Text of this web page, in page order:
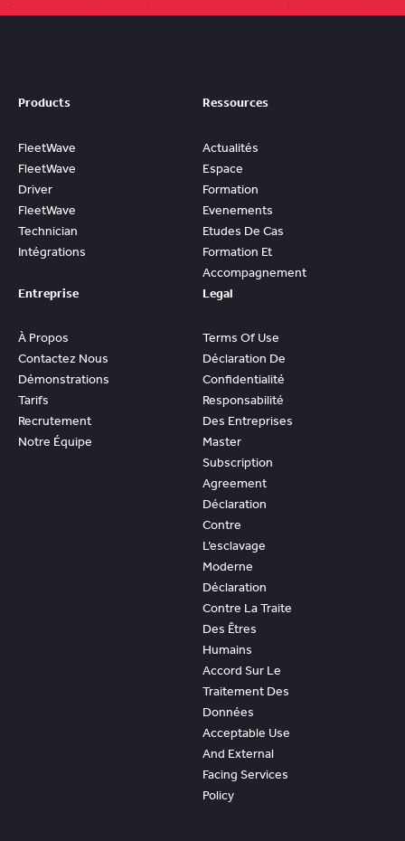
Products
FleetWave
FleetWave
Driver
FleetWave
Technician
Intégrations
Ressources
Actualités
Espace
Formation
Evenements
Etudes De Cas
Formation Et
Accompagnement
Entreprise
À Propos
Contactez Nous
Démonstrations
Tarifs
Recrutement
Notre Équipe
Legal
Terms Of Use
Déclaration De
Confidentialité
Responsabilité
Des Entreprises
Master
Subscription
Agreement
Déclaration
Contre
L’esclavage
Moderne
Déclaration
Contre La Traite
Des Êtres
Humains
Accord Sur Le
Traitement Des
Données
Acceptable Use
And External
Facing Services
Policy